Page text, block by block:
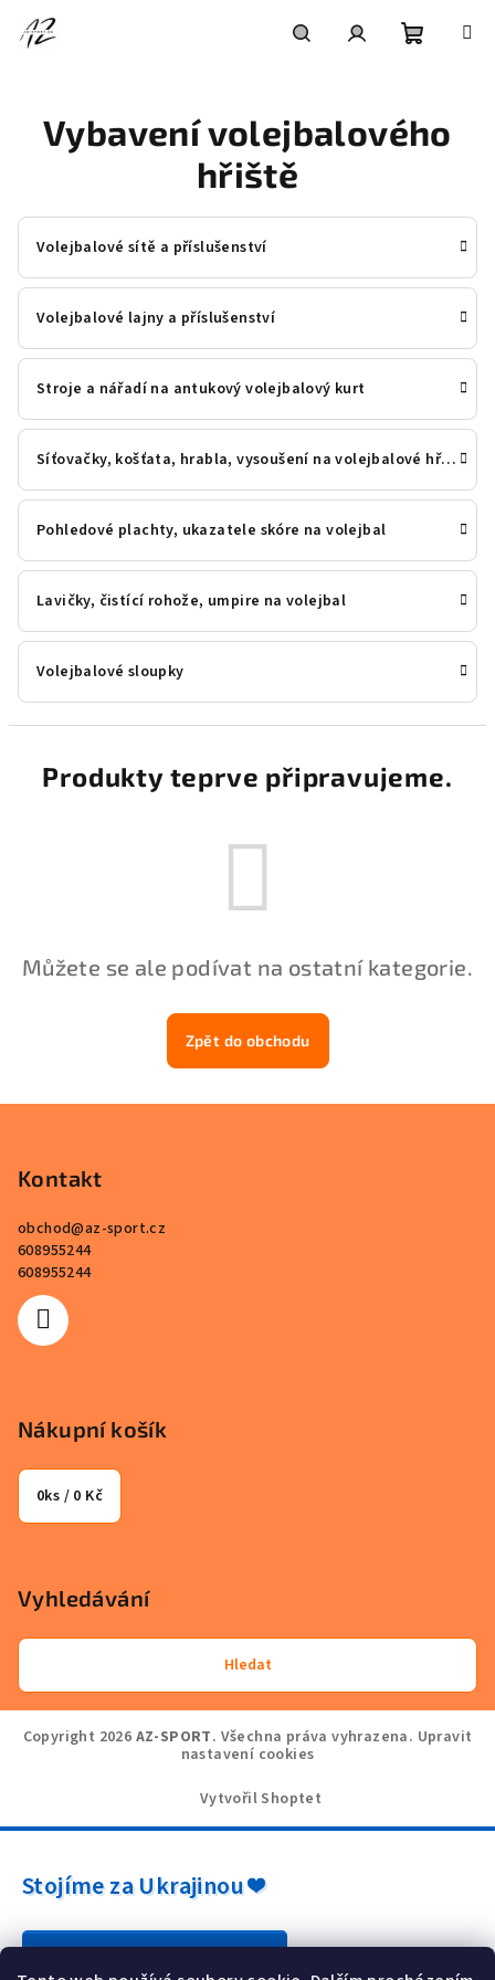
obsah
košík
Vybavení volejbalového
hřiště
Volejbalové sítě a příslušenství
Volejbalové lajny a příslušenství
Stroje a nářadí na antukový volejbalový kurt
Síťovačky, košťata, hrabla, vysoušení na volejbalové hřiště
Pohledové plachty, ukazatele skóre na volejbal
Lavičky, čistící rohože, umpire na volejbal
Volejbalové sloupky
Produkty teprve připravujeme.
Můžete se ale podívat na ostatní kategorie.
Zpět do obchodu
Kontakt
obchod@az-sport.cz
608955244
608955244
Nákupní košík
0ks / 0 Kč
Vyhledávání
Hledat
Copyright 2026 AZ-SPORT. Všechna práva vyhrazena. Upravit
nastavení cookies
Vytvořil Shoptet
Stojíme za Ukrajinou ❤️